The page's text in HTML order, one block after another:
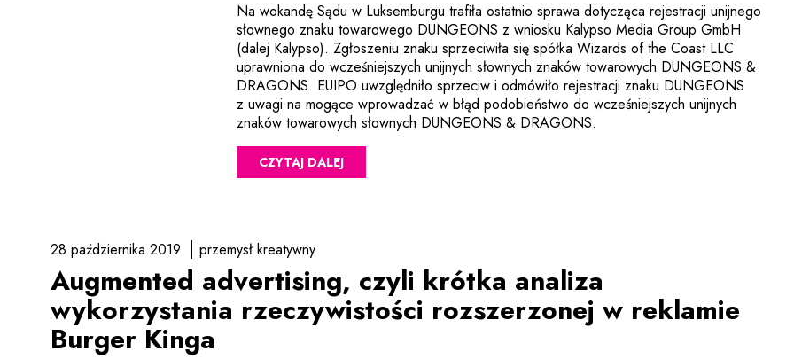
Na wokandę Sądu w Luksemburgu trafiła ostatnio sprawa dotycząca rejestracji unijnego
słownego znaku towarowego DUNGEONS z wniosku Kalypso Media Group GmbH
(dalej Kalypso). Zgłoszeniu znaku sprzeciwiła się spółka Wizards of the Coast LLC
uprawniona do wcześniejszych unijnych słownych znaków towarowych DUNGEONS &
DRAGONS. EUIPO uwzględniło sprzeciw i odmówiło rejestracji znaku DUNGEONS
z uwagi na mogące wprowadzać w błąd podobieństwo do wcześniejszych unijnych
znaków towarowych słownych DUNGEONS & DRAGONS.
CZYTAJ DALEJ
28 października 2019 przemysł kreatywny
Augmented advertising, czyli krótka analiza
wykorzystania rzeczywistości rozszerzonej w reklamie
Burger Kinga